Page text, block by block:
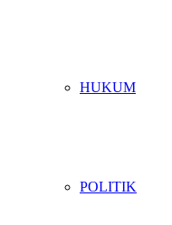
HUKUM
POLITIK